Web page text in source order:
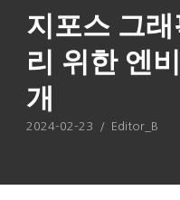
지포스 그
리 위한 엔
개
2024-02-23 / Editor_B